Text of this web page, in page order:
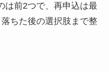
は前2つで、再申込は最
ちた後の選択肢まで整